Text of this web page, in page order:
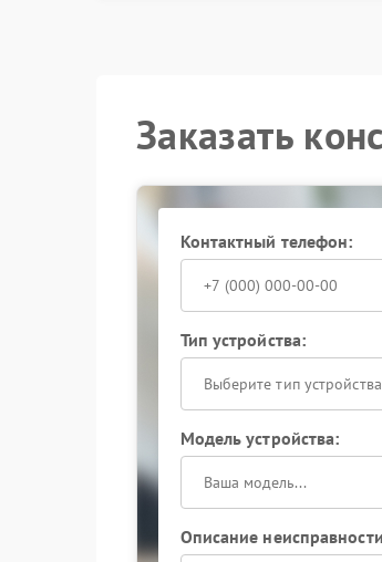
Заказать
Контактный телефон:
Тип устройства:
Выберите тип устройства
Модель устройства:
Описание